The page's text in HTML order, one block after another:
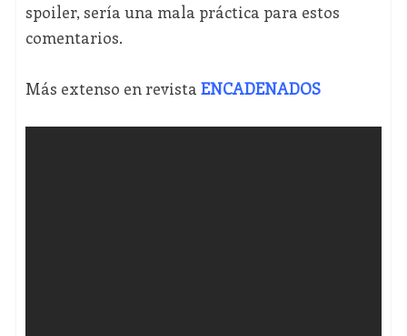
spoiler, sería una mala práctica para estos
comentarios.
Más extenso en revista ENCADENADOS